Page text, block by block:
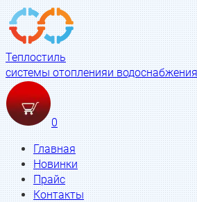
Теплостиль
системы отопленияи водоснабжения
0
Главная
Новинки
Прайс
Контакты